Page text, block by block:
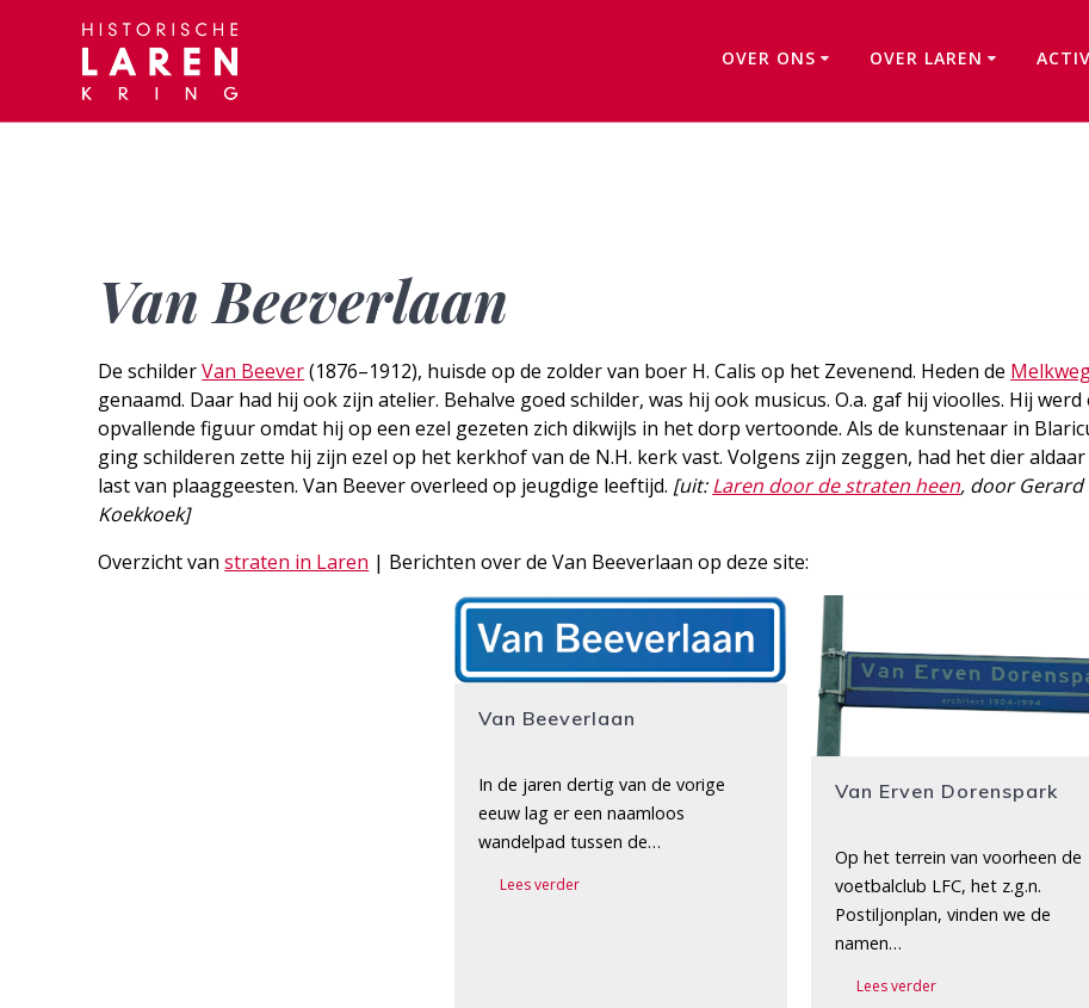
OVER ONS OVER LAREN
Van Beeverlaan
De schilderVan Beever(1876–1912), huisde op de zolder van boer H. Calis op het Zevenend. Heden de
genaamd. Daar had hij ook zijn atelier. Behalve goed schilder, was hij ook musicus. O.a. gaf hij vioolles. Hij werd
opvallende figuur omdat hij op een ezel gezeten zich dikwijls in het dorp vertoonde. Als de kunstenaar in
ging schilderen zette hij zijn ezel op het kerkhof van de N.H. kerk vast. Volgens zijn zeggen, had het dier
last van plaaggeesten. Van Beever overleed op jeugdige leeftijd. [uit:Laren door de straten heen, door Gerard
Koekkoek]
Overzicht vanstraten in Laren | Berichten over de Van Beeverlaan op deze site:
Van Beeverlaan
In de jaren dertig van de vorige
eeuw lag er een naamloos
wandelpad tussen de…
Lees verder
Van Erven Dorenspark
Op het terrein van voorheen de
voetbalclub LFC, het z.g.n.
Postiljonplan, vinden we de
namen…
Lees verder